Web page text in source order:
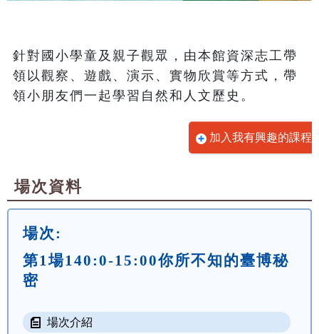
針對國小學童及親子觀眾，由本館資深志工帶
領以觀察、遊戲、演示、實物欣賞等方式，帶
領小朋友們一起學習自然和人文歷史。
加入我有興趣的課程
場次資料
場次:
第1場140:0-15:00你所不知的臺博秘
密
場次介紹